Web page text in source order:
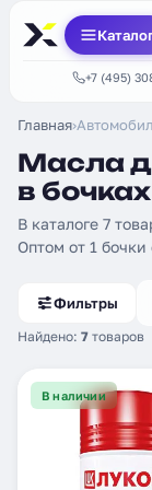
+7 (495)
Главная›
Масла
в бочках
В каталоге 7
Оптом от 1
Фильтры
Найдено: 7 товаров
В наличии